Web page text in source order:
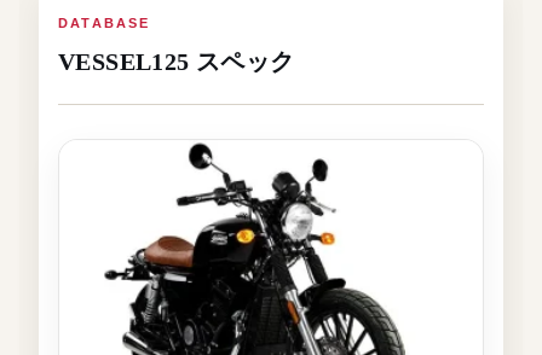
DATABASE
VESSEL125 スペック